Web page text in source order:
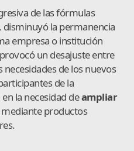
de las fórmulas
la permanencia
empresa o institución
un desajuste entre
de los nuevos
de la
la necesidad deampliar
mediante productos